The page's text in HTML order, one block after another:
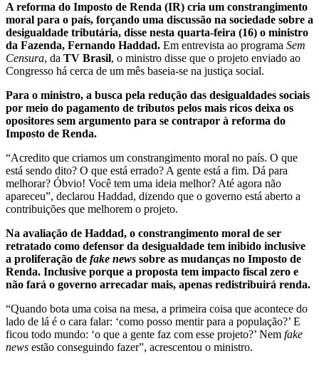
A reforma do Imposto de Renda (IR) cria um constrangimento
moral para o país, forçando uma discussão na sociedade sobre a
desigualdade tributária, disse nesta quarta-feira (16) o ministro
da Fazenda, Fernando Haddad. Em entrevista ao programa Sem
Censura, da TV Brasil, o ministro disse que o projeto enviado ao
Congresso há cerca de um mês baseia-se na justiça social.
Para o ministro, a busca pela redução das desigualdades sociais
por meio do pagamento de tributos pelos mais ricos deixa os
opositores sem argumento para se contrapor à reforma do
Imposto de Renda.
“Acredito que criamos um constrangimento moral no país. O que
está sendo dito? O que está errado? A gente está a fim. Dá para
melhorar? Óbvio! Você tem uma ideia melhor? Até agora não
apareceu”, declarou Haddad, dizendo que o governo está aberto a
contribuições que melhorem o projeto.
Na avaliação de Haddad, o constrangimento moral de ser
retratado como defensor da desigualdade tem inibido inclusive
a proliferação de fake news sobre as mudanças no Imposto de
Renda. Inclusive porque a proposta tem impacto fiscal zero e
não fará o governo arrecadar mais, apenas redistribuirá renda.
“Quando bota uma coisa na mesa, a primeira coisa que acontece do
lado de lá é o cara falar: ‘como posso mentir para a população?’ E
ficou todo mundo: ‘o que a gente faz com esse projeto?’ Nem fake
news estão conseguindo fazer”, acrescentou o ministro.